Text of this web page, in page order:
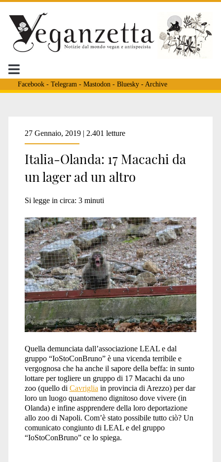
Facebook- Telegram - Mastodon - Bluesky- Archive
Tag:
<span>macachi
cavriglia</span>
27 Gennaio, 2019 | 2.401 letture
Italia-Olanda: 17 Macachi da
un lager ad un altro
Si legge in circa: 3 minuti
Quella demunciata dall’associazione LEAL e dal
gruppo “IoStoConBruno” è una vicenda terribile e
vergognosa che ha anche il sapore della beffa: in sunto
lottare per togliere un gruppo di 17 Macachi da uno
zoo (quello di Cavriglia in provincia di Arezzo) per dar
loro un luogo quantomeno dignitoso dove vivere (in
Olanda) e infine aspprendere della loro deportazione
allo zoo di Napoli. Com’è stato possibile tutto ciò? Un
comunicato congiunto di LEAL e del gruppo
“IoStoConBruno” ce lo spiega.